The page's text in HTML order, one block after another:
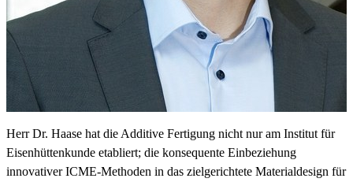
Herr Dr. Haase hat die Additive Fertigung nicht nur am Institut für
Eisenhüttenkunde etabliert; die konsequente Einbeziehung
innovativer ICME-Methoden in das zielgerichtete Materialdesign für